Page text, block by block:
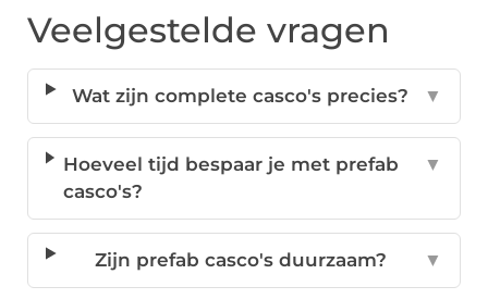
Veelgestelde vragen
Wat zijn complete casco's precies? ▼
Hoeveel tijd bespaar je met prefab
casco's?
▼
Zijn prefab casco's duurzaam? ▼